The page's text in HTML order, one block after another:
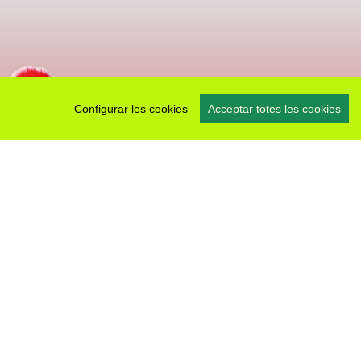
Configurar les cookies Acceptar totes les cookies